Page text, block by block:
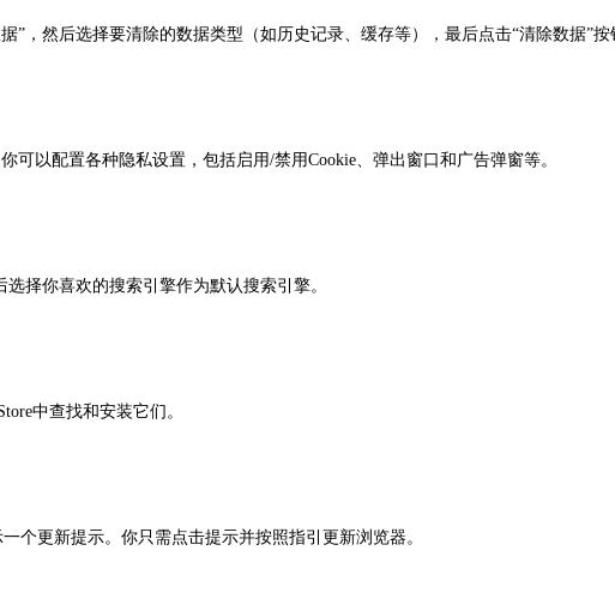
”，然后选择要清除的数据类型（如历史记录、缓存等），最后点击“清除数据”按
可以配置各种隐私设置，包括启用/禁用Cookie、弹出窗口和广告弹窗等。
择你喜欢的搜索引擎作为默认搜索引擎。
中查找和安装它们。
个更新提示。你只需点击提示并按照指引更新浏览器。